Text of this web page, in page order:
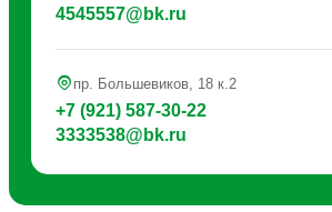
4545557@bk.ru
пр. Большевиков, 18 к.2
+7 (921) 587-30-22
3333538@bk.ru